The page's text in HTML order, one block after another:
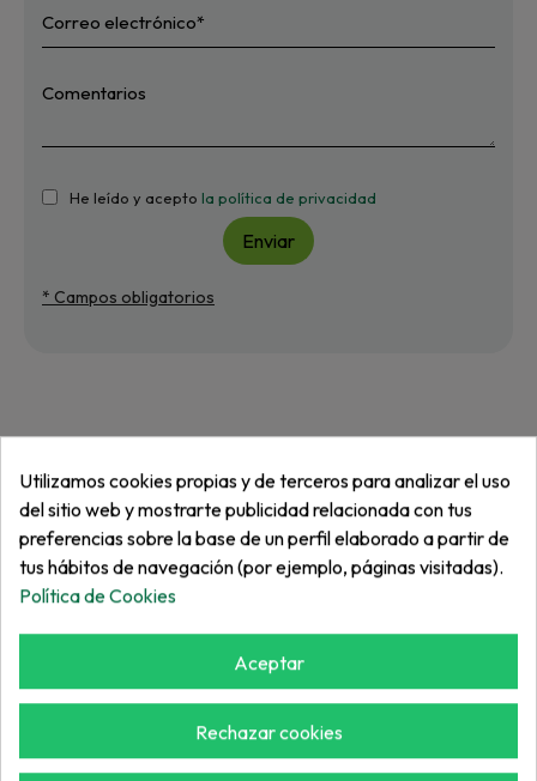
He leído y acepto la política de privacidad
Enviar
* Campos obligatorios
Utilizamos cookies propias y de terceros para analizar el uso
del sitio web y mostrarte publicidad relacionada con tus
preferencias sobre la base de un perfil elaborado a partir de
tus hábitos de navegación (por ejemplo, páginas visitadas).
Política de Cookies
Aceptar
Rechazar cookies